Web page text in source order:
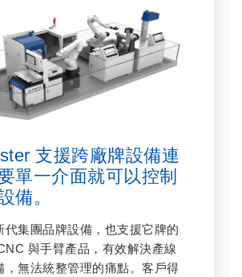
支援跨廠牌設備連
單一介面就可以控制
備。
代集團品牌設備，也支援它牌的
與手臂產品，有效解決產線
，無法統整管理的痛點。客戶得